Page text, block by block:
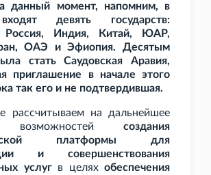
данный момент, напомним, в
девять государств:
Россия, Индия, Китай, ЮАР,
ОАЭ и Эфиопия. Десятым
стать Саудовская Аравия,
приглашение в начале этого
так его и не подтвердившая.
рассчитываем на дальнейшее
возможностей создания
платформы для
и совершенствования
услугв целях обеспечения